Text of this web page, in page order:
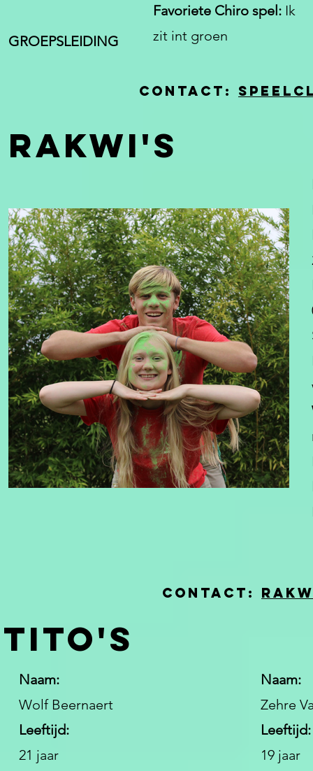
GROEPSLEIDING
Favoriete Chiro spel: Ik
zit int groen
Contact:
Rakwi's
Contact:
Tito's
Naam:
Wolf Beernaert
Leeftijd:
21 jaar
Naam:
Zehre
Leeftijd:
19 jaar